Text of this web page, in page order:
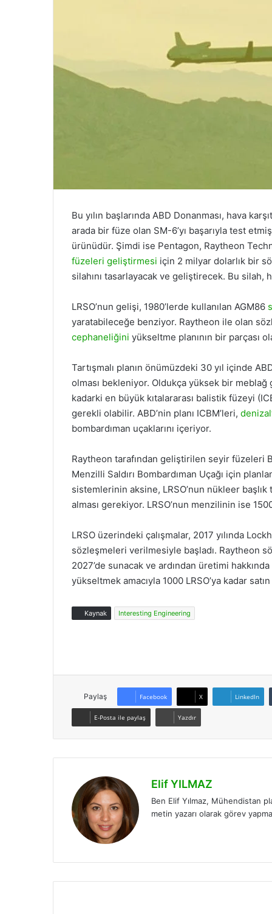
Bu yılın başlarında ABD Donanması, hava
arada bir füze olan SM-6’yı başarıyla test
ürünüdür. Şimdi ise Pentagon, Raytheon
füzeleri geliştirmesi için 2 milyar dolarlık bir
silahını tasarlayacak ve geliştirecek. Bu silah,
LRSO’nun gelişi, 1980’lerde kullanılan AGM86
yaratabileceğe benziyor. Raytheon ile olan
cephaneliğini yükseltme planının bir parçası
Tartışmalı planın önümüzdeki 30 yıl içinde
olması bekleniyor. Oldukça yüksek bir
kadarki en büyük kıtalararası balistik füzeyi
gerekli olabilir. ABD’nin planı ICBM’leri,
bombardıman uçaklarını içeriyor.
Raytheon tarafından geliştirilen seyir füzeleri
Menzilli Saldırı Bombardıman Uçağı için
sistemlerinin aksine, LRSO’nun nükleer
alması gerekiyor. LRSO’nun menzilinin ise
LRSO üzerindeki çalışmalar, 2017 yılında
sözleşmeleri verilmesiyle başladı. Raytheon
2027’de sunacak ve ardından üretimi
yükseltmek amacıyla 1000 LRSO’ya kadar
Kaynak Interesting Engineering
Paylaş Facebook X LinkedIn
E-Posta ile paylaş Yazdır
Elif YILMAZ
Ben Elif Yılmaz, Mühendistan
metin yazarı olarak görev